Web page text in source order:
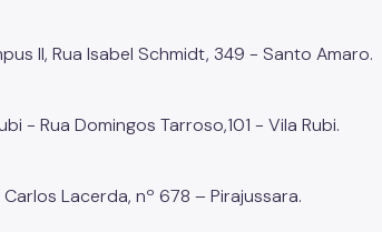
II, Rua Isabel Schmidt, 349 - Santo Amaro.
- Rua Domingos Tarroso,101 - Vila Rubi.
Lacerda, nº 678 – Pirajussara.